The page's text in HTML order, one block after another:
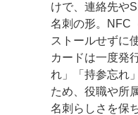
けで、連絡先や
名刺の形。NFC
ストールせずに
カードは一度発
れ」「持参忘れ
ため、役職や所
名刺らしさを保